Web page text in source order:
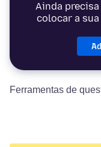
Ainda
colocar a
Ferramentas de